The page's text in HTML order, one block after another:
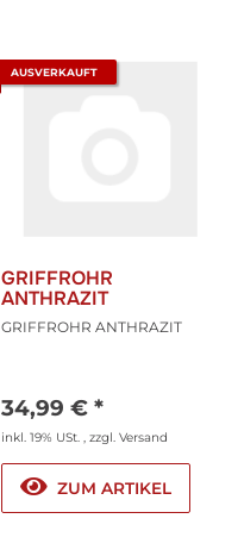
AUSVERKAUFT
GRIFFROHR
ANTHRAZIT
GRIFFROHR ANTHRAZIT
34,99 € *
inkl. 19% USt. , zzgl. Versand
ZUM ARTIKEL